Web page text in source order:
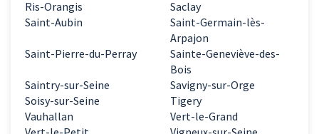
Ris-Orangis
Saclay
Saint-Aubin
Saint-Germain-lès-
Arpajon
Saint-Pierre-du-Perray
Sainte-Geneviève-des-
Bois
Saintry-sur-Seine
Savigny-sur-Orge
Soisy-sur-Seine
Tigery
Vauhallan
Vert-le-Grand